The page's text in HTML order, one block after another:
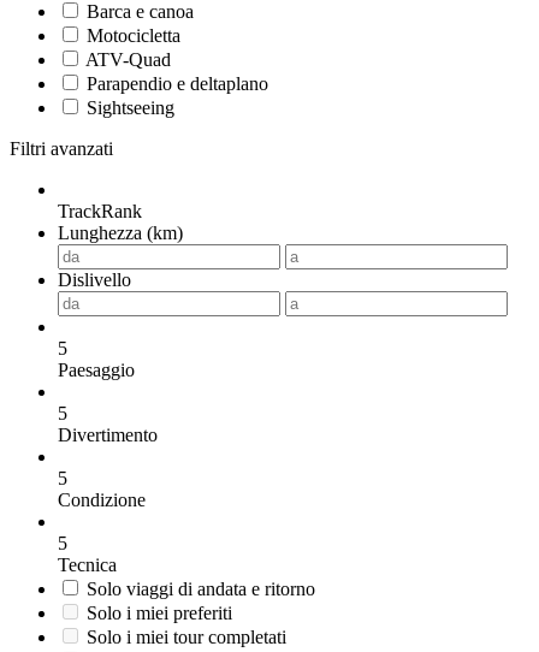
Barca e canoa
Motocicletta
ATV-Quad
Parapendio e deltaplano
Sightseeing
Filtri avanzati
TrackRank
Lunghezza (km)
Dislivello
5
Paesaggio
5
Divertimento
5
Condizione
5
Tecnica
Solo viaggi di andata e ritorno
Solo i miei preferiti
Solo i miei tour completati